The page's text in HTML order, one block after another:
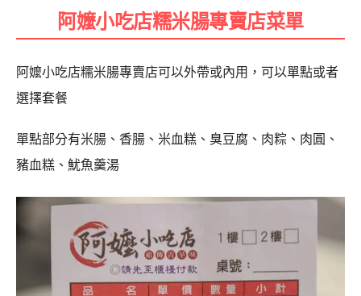
阿嬤小吃店糯米腸專賣店菜單
阿嬤小吃店糯米腸專賣店可以外帶或內用，可以單點或者
選擇套餐
單點部分有米腸、香腸、米血糕、臭豆腐、肉粽、肉圓、
豬血糕、魷魚羹湯